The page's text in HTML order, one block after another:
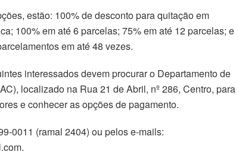
estão: 100% de desconto para quitação em
100% em até 6 parcelas; 75% em até 12 parcelas; e
em até 48 vezes.
interessados devem procurar o Departamento de
localizado na Rua 21 de Abril, nº 286, Centro, para
e conhecer as opções de pagamento.
0011 (ramal 2404) ou pelos e-mails: